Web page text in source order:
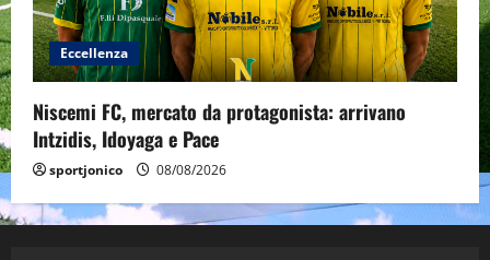
Eccellenza
Niscemi FC, mercato da protagonista: arrivano
Intzidis, Idoyaga e Pace
sportjonico 08/08/2026